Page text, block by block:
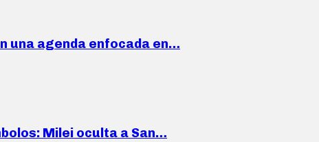
una agenda enfocada en…
Milei oculta a San…